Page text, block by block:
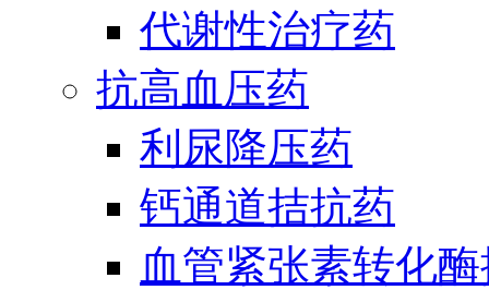
代谢性治疗药
抗高血压药
利尿降压药
钙通道拮抗药
血管紧张素转化